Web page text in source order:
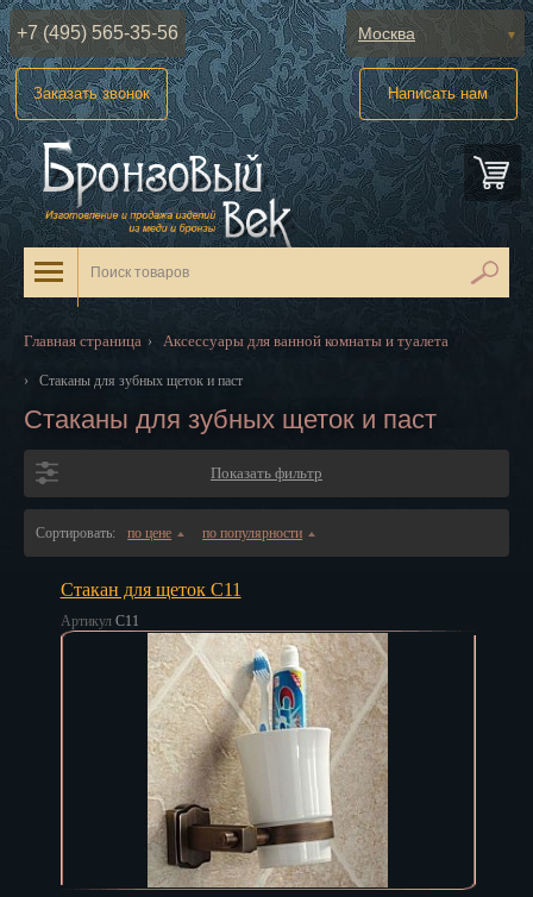
+7 (495) 565-35-56 Москва
Абакан
Анадырь
Архангельск
Астрахань
Благовещенск
Великий Новгород
Владивосток
Владимир
Волгоград
Вологда
Воронеж
Горно-Алтайск
Грозный
Заказать звонок Написать нам
Главная страница › Аксессуары для ванной комнаты и туалета
› Стаканы для зубных щеток и паст
Стаканы для зубных щеток и паст
Показать фильтр
Сортировать: по цене ▲ по популярности ▲
Стакан для щеток C11
Артикул C11